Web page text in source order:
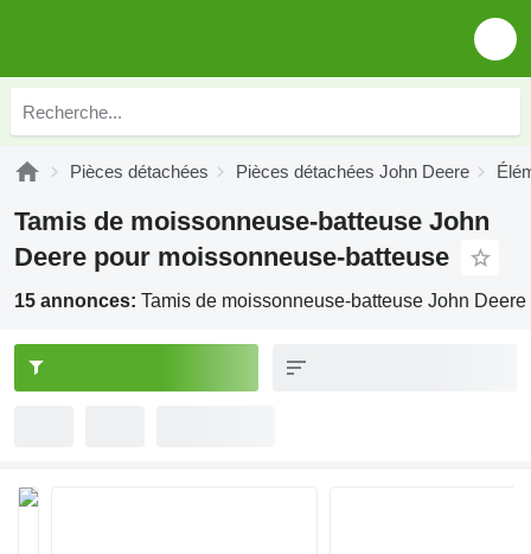
Pièces détachées Pièces détachées John Deere
Tamis de moissonneuse-batteuse John
Deere pour moissonneuse-batteuse
15 annonces: Tamis de moissonneuse-batteuse John